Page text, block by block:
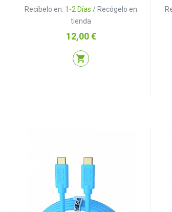
Recíbelo en: 1-2 Días/ Recógelo en
tienda
Precio
12,00 €
shopping_cart